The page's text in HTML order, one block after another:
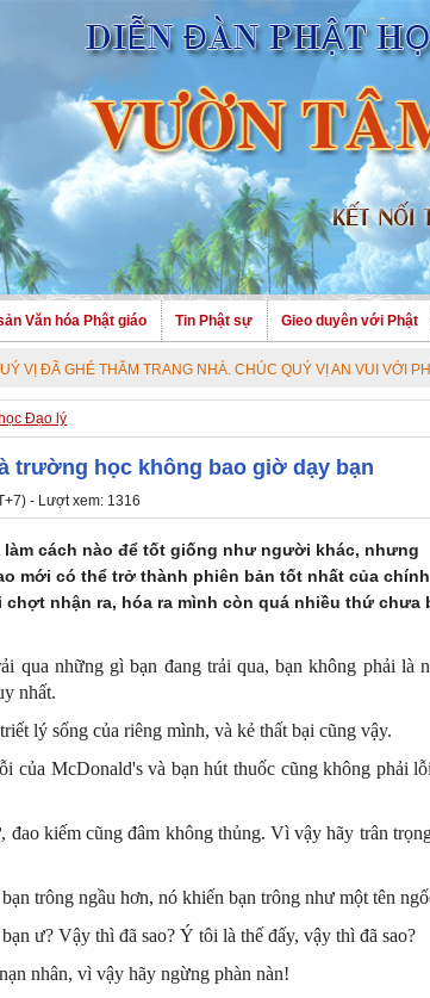
Văn hóa Phật giáo Tin Phật sự Gieo duyên với Phật
THĂM TRANG NHÀ. CHÚC QUÝ VỊ AN VUI VỚI PHÁP BẢO
Đạo lý
trường học không bao giờ dạy bạn
- Lượt xem: 1316
cách nào để tốt giống như người khác, nhưng
mới có thể trở thành phiên bản tốt nhất của chính
chợt nhận ra, hóa ra mình còn quá nhiều thứ chưa
qua những gì bạn đang trải qua, bạn không phải là
nhất.
lý sống của riêng mình, và kẻ thất bại cũng vậy.
của McDonald's và bạn hút thuốc cũng không phải
đao kiếm cũng đâm không thủng. Vì vậy hãy trân
trông ngầu hơn, nó khiến bạn trông như một tên
ư? Vậy thì đã sao? Ý tôi là thế đấy, vậy thì đã sao?
nhân, vì vậy hãy ngừng phàn nàn!